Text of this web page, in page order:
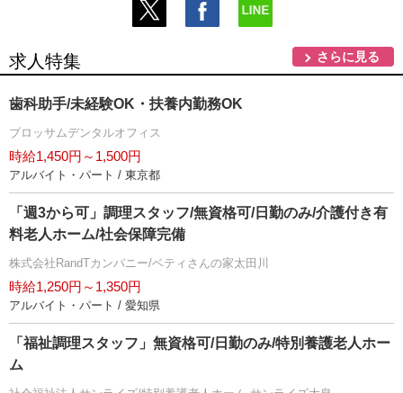
求人特集 さらに見る
歯科助手/未経験OK・扶養内勤務OK
ブロッサムデンタルオフィス
時給1,450円～1,500円
アルバイト・パート / 東京都
「週3から可」調理スタッフ/無資格可/日勤のみ/介護付き有
料老人ホーム/社会保障完備
株式会社RandTカンパニー/ベティさんの家太田川
時給1,250円～1,350円
アルバイト・パート / 愛知県
「福祉調理スタッフ」無資格可/日勤のみ/特別養護老人ホー
ム